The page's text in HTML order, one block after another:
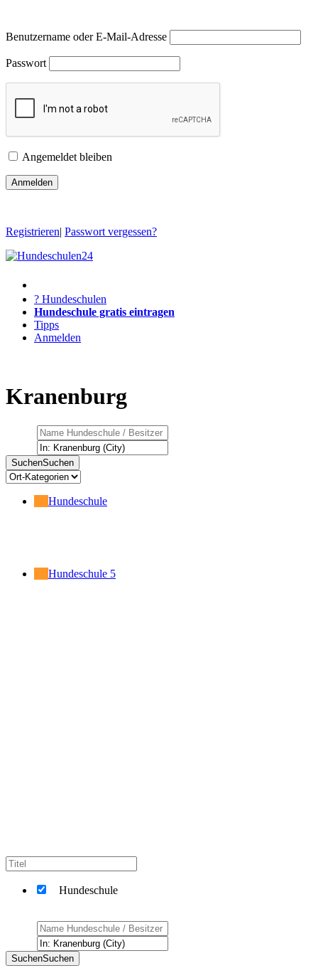
Benutzername oder E-Mail-Adresse
Passwort
Angemeldet bleiben
Registrieren| Passwort vergessen?
? Hundeschulen
Hundeschule gratis eintragen
Tipps
Anmelden
Kranenburg
SuchenSuchen
Hundeschule
Hundeschule 5
Hundeschule
SuchenSuchen